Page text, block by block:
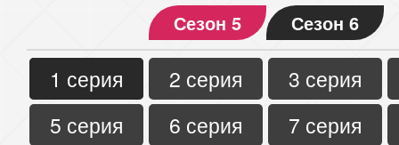
Сезон 5
Сезон 6
1 серия 2 серия
3 серия
5 серия
6 серия
7 серия